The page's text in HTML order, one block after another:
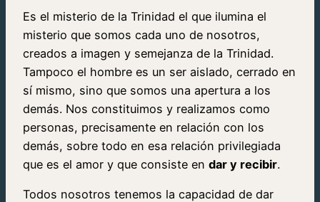
Es el misterio de la Trinidad el que ilumina el
misterio que somos cada uno de nosotros,
creados a imagen y semejanza de la Trinidad.
Tampoco el hombre es un ser aislado, cerrado en
sí mismo, sino que somos una apertura a los
demás. Nos constituimos y realizamos como
personas, precisamente en relación con los
demás, sobre todo en esa relación privilegiada
que es el amor y que consiste en dar y recibir.
Todos nosotros tenemos la capacidad de dar